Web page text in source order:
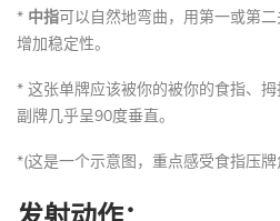
* 中指可以自然地弯曲，用第一或第
增加稳定性。
* 这张单牌应该被你的被你的食指、
副牌几乎呈90度垂直。
*(这是一个示意图，重点感受食指压